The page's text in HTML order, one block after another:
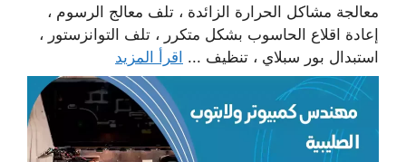
معالجة مشاكل الحرارة الزائدة ، تلف معالج الرسوم ،
إعادة اقلاع الحاسوب بشكل متكرر ، تلف التوانزستور ،
استبدال بور سبلاي ، تنظيف ... اقرأ المزيد